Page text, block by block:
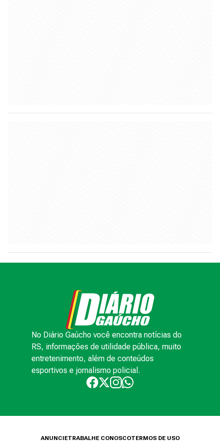
No Diário Gaúcho você encontra notícias do
RS, informações de utilidade pública, muito
entretenimento, além de conteúdos
esportivos e jornalismo policial.
ANUNCIETRABALHE CONOSCOTERMOS DE USO